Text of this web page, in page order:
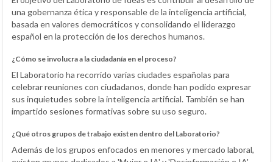
una gobernanza ética y responsable de la inteligencia artificial,
basada en valores democráticos y consolidando el liderazgo
español en la protección de los derechos humanos.
¿Cómo se involucra a la ciudadanía en el proceso?
El Laboratorio ha recorrido varias ciudades españolas para
celebrar reuniones con ciudadanos, donde han podido expresar
sus inquietudes sobre la inteligencia artificial. También se han
impartido sesiones formativas sobre su uso seguro.
¿Qué otros grupos de trabajo existen dentro del Laboratorio?
Además de los grupos enfocados en menores y mercado laboral,